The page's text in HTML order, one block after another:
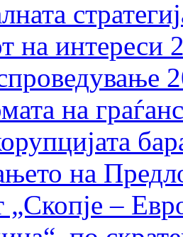
на интереси
на
на
„Скопје –